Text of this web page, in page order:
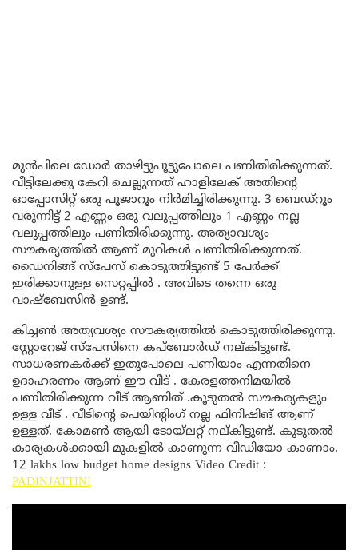
മുൻപിലെ ഡോർ താഴിട്ടുപൂട്ടുപോലെ പണിതിരിക്കുന്നത്.
വീട്ടിലേക്കു കേറി ചെല്ലുന്നത് ഹാളിലേക് അതിന്റെ
ഓപ്പോസിറ്റ് ഒരു പൂജാറൂം നിർമിച്ചിരിക്കുന്നു. 3 ബെഡ്‌റൂം
വരുന്നിട്ട് 2 എണ്ണം ഒരു വലുപ്പത്തിലും 1 എണ്ണം നല്ല
വലുപ്പത്തിലും പണിതിരിക്കുന്നു. അത്യാവശ്യം
സൗകര്യത്തിൽ ആണ് മുറികൾ പണിതിരിക്കുന്നത്.
ഡൈനിങ്ങ് സ്പേസ് കൊടുത്തിട്ടുണ്ട് 5 പേർക്ക്
ഇരിക്കാനുള്ള സെറ്റപ്പിൽ . അവിടെ തന്നെ ഒരു
വാഷ്‌ബേസിൻ ഉണ്ട്.
കിച്ചൺ അത്യവശ്യം സൗകര്യത്തിൽ കൊടുത്തിരിക്കുന്നു.
സ്റ്റോറേജ് സ്പേസിനെ കപ്ബോർഡ് നല്കിട്ടുണ്ട്.
സാധരണകർക്ക് ഇതുപോലെ പണിയാം എന്നതിനെ
ഉദാഹരണം ആണ് ഈ വീട് . കേരളത്തനിമയിൽ
പണിതിരിക്കുന്ന വീട് ആണിത് .കൂടുതൽ സൗകര്യകളും
ഉള്ള വീട് . വീടിന്റെ പെയിന്റിംഗ് നല്ല ഫിനിഷിങ് ആണ്
ഉള്ളത്. കോമൺ ആയി ടോയ്ലറ്റ് നല്കിട്ടുണ്ട്. കൂടുതൽ
കാര്യകൾക്കായി മുകളിൽ കാണുന്ന വീഡിയോ കാണാം.
12 lakhs low budget home designs Video Credit :
PADINJATTINI